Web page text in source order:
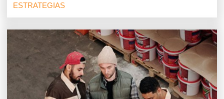
ESTRATEGIAS